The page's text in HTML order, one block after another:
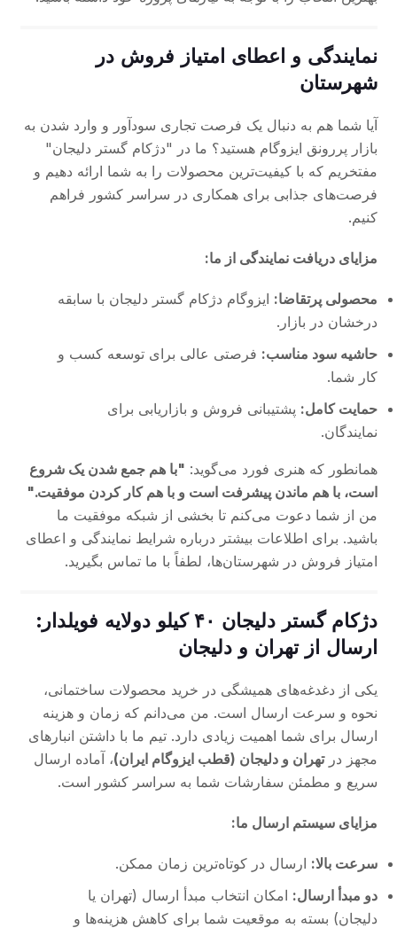
نمایندگی و اعطای امتیاز فروش در
شهرستان
آیا شما هم به دنبال یک فرصت تجاری سودآور و وارد شدن به
بازار پررونق ایزوگام هستید؟ ما در "دژکام گستر دلیجان"
مفتخریم که با کیفیت‌ترین محصولات را به شما ارائه دهیم و
فرصت‌های جذابی برای همکاری در سراسر کشور فراهم
کنیم.
مزایای دریافت نمایندگی از ما:
محصولی پرتقاضا: ایزوگام دژکام گستر دلیجان با سابقه
درخشان در بازار.
حاشیه سود مناسب: فرصتی عالی برای توسعه کسب و
کار شما.
حمایت کامل: پشتیبانی فروش و بازاریابی برای
نمایندگان.
همانطور که هنری فورد می‌گوید: "با هم جمع شدن یک شروع
است، با هم ماندن پیشرفت است و با هم کار کردن موفقیت."
من از شما دعوت می‌کنم تا بخشی از شبکه موفقیت ما
باشید. برای اطلاعات بیشتر درباره شرایط نمایندگی و اعطای
امتیاز فروش در شهرستان‌ها، لطفاً با ما تماس بگیرید.
دژکام گستر دلیجان ۴۰ کیلو دولایه فویلدار:
ارسال از تهران و دلیجان
یکی از دغدغه‌های همیشگی در خرید محصولات ساختمانی،
نحوه و سرعت ارسال است. من می‌دانم که زمان و هزینه
ارسال برای شما اهمیت زیادی دارد. تیم ما با داشتن انبارهای
مجهز درتهران و دلیجان (قطب ایزوگام ایران)، آماده ارسال
سریع و مطمئن سفارشات شما به سراسر کشور است.
مزایای سیستم ارسال ما:
سرعت بالا: ارسال در کوتاه‌ترین زمان ممکن.
دو مبدأ ارسال: امکان انتخاب مبدأ ارسال (تهران یا
دلیجان) بسته به موقعیت شما برای کاهش هزینه‌ها و